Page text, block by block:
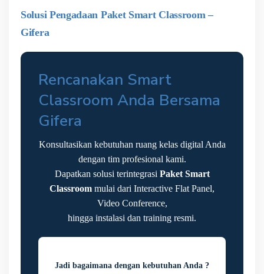
Solusi Pengadaan Paket Smart Classroom –
Gifera
Rencanakan Smart
Classroom Anda Bersama
Gifera
Konsultasikan kebutuhan ruang kelas digital Anda
dengan tim profesional kami.
Dapatkan solusi terintegrasi Paket Smart
Classroom mulai dari Interactive Flat Panel,
Video Conference,
hingga instalasi dan training resmi.
Jadi bagaimana dengan kebutuhan Anda ?